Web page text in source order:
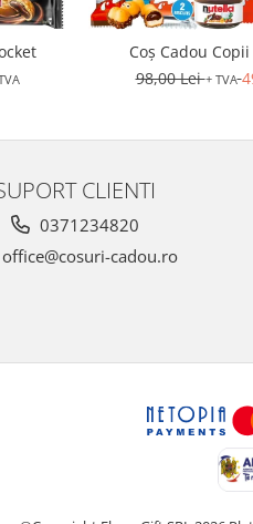
Coș Cadou
98,00 Lei+ TVA
CLIENTI
0371234820
office@cosuri-cadou.ro